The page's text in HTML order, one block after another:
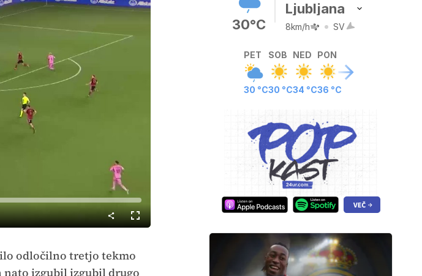
Celozaslonski
način
odločilno tretjo tekmo
izgubil izgubil drugo
30°C
Ljubljana
8km/h SV
PET
30 °C
SOB
30 °C
NED
34 °C
PON
36 °C